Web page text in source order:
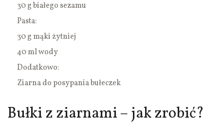
30 g białego sezamu
Pasta:
30 g mąki żytniej
40 ml wody
Dodatkowo:
Ziarna do posypania bułeczek
Bułki z ziarnami – jak zrobić?